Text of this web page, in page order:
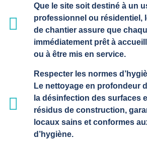
Que le site soit destiné à un
professionnel ou résidentiel,
de chantier assure que
immédiatement prêt à
ou à être mis en service.
Respecter les normes
Le nettoyage en profondeur
la désinfection des surfaces
résidus de construction,
locaux sains et conformes
d’hygiène.